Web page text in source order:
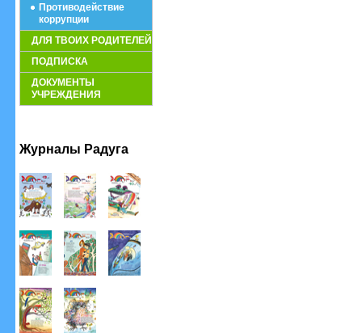
Противодействие
коррупции
ДЛЯ ТВОИХ РОДИТЕЛЕЙ
ПОДПИСКА
ДОКУМЕНТЫ
УЧРЕЖДЕНИЯ
Журналы Радуга